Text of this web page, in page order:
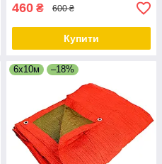
460 ₴ 600 ₴
Купити
6х10м –18%